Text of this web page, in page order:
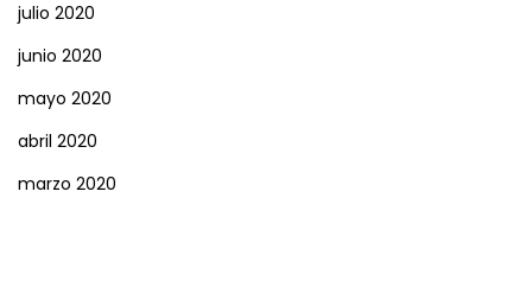
julio 2020
junio 2020
mayo 2020
abril 2020
marzo 2020